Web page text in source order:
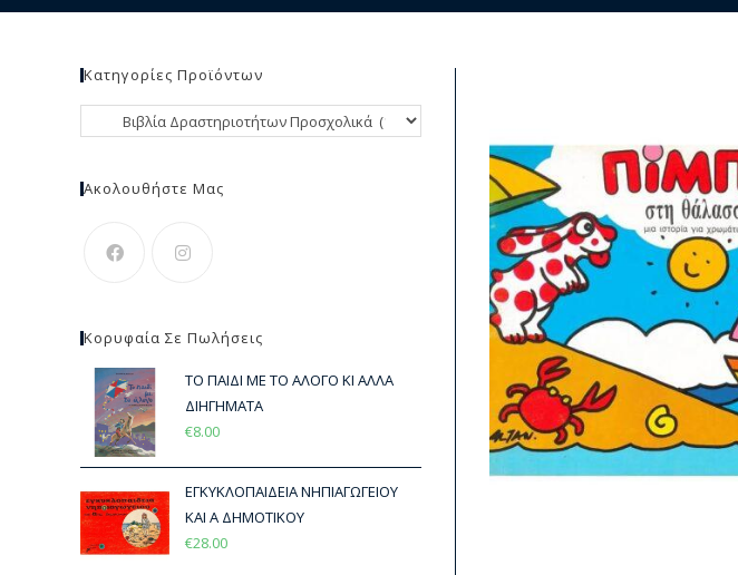
Κατηγορίες Προϊόντων
Ακολουθήστε Μας
Κορυφαία Σε Πωλήσεις
ΤΟ ΠΑΙΔΙ ΜΕ ΤΟ ΑΛΟΓΟ ΚΙ ΑΛΛΑ
ΔΙΗΓΗΜΑΤΑ
€8.00
ΕΓΚΥΚΛΟΠΑΙΔΕΙΑ ΝΗΠΙΑΓΩΓΕΙΟΥ
ΚΑΙ Α ΔΗΜΟΤΙΚΟΥ
€28.00